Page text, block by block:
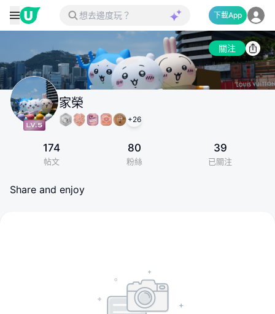
下載App
關注
家榮
+26
174
帖文
80
粉絲
39
已關注
Share and enjoy